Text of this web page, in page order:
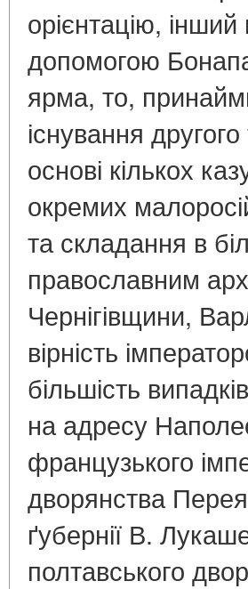
орієнтацію,
допомогою
ярма, то,
існування
основі кількох
окремих
та складання в
православним
Чернігівщини,
вірність
більшість
на адресу
французького
дворянства
ґубернії В.
полтавського